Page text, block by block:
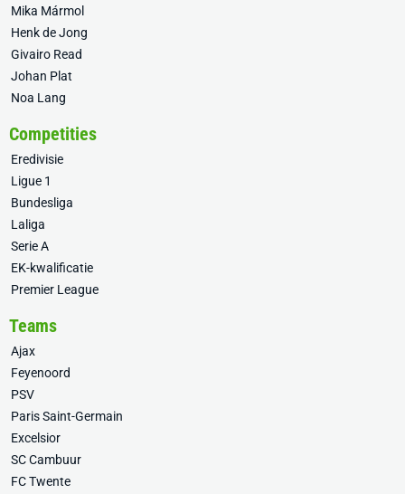
Mika Mármol
Henk de Jong
Givairo Read
Johan Plat
Noa Lang
Competities
Eredivisie
Ligue 1
Bundesliga
Laliga
Serie A
EK-kwalificatie
Premier League
Teams
Ajax
Feyenoord
PSV
Paris Saint-Germain
Excelsior
SC Cambuur
FC Twente